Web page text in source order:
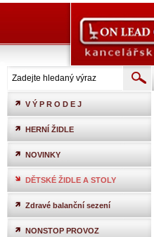
V Ý P R O D E J
HERNÍ ŽIDLE
NOVINKY
DĚTSKÉ ŽIDLE A STOLY
Zdravé balanční sezení
NONSTOP PROVOZ